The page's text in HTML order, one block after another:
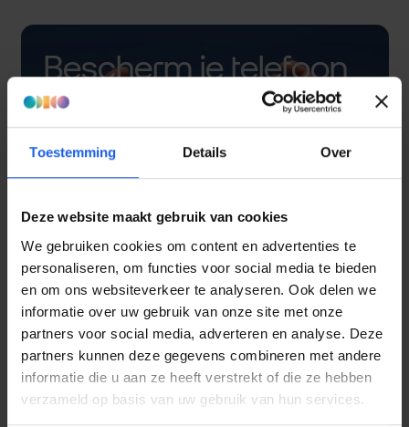
Toestemming Details Over
Deze website maakt gebruik van cookies
We gebruiken cookies om content en advertenties te
personaliseren, om functies voor social media te bieden
en om ons websiteverkeer te analyseren. Ook delen we
informatie over uw gebruik van onze site met onze
partners voor social media, adverteren en analyse. Deze
partners kunnen deze gegevens combineren met andere
informatie die u aan ze heeft verstrekt of die ze hebben
verzameld op basis van uw gebruik van hun services.
Bescherm je telefoon
met een hoesje